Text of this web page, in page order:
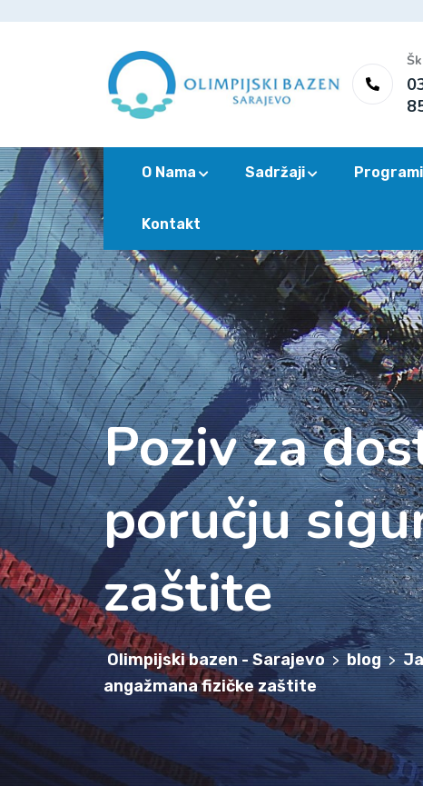
O Nama Sadržaji Programi
Kontakt
Poziv za
poručju
zaštite
Olimpijski bazen - Sarajevo > blog >
angažmana fizičke zaštite